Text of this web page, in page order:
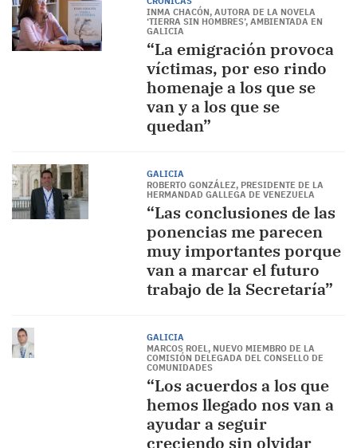
INMA CHACÓN, AUTORA DE LA NOVELA
‘TIERRA SIN HOMBRES’, AMBIENTADA EN
GALICIA
“La emigración provoca
víctimas, por eso rindo
homenaje a los que se
van y a los que se
quedan”
GALICIA
ROBERTO GONZÁLEZ, PRESIDENTE DE LA
HERMANDAD GALLEGA DE VENEZUELA
“Las conclusiones de las
ponencias me parecen
muy importantes porque
van a marcar el futuro
trabajo de la Secretaría”
GALICIA
MARCOS ROEL, NUEVO MIEMBRO DE LA
COMISIÓN DELEGADA DEL CONSELLO DE
COMUNIDADES
“Los acuerdos a los que
hemos llegado nos van a
ayudar a seguir
creciendo sin olvidar